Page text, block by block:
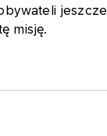
jeszcze
misję.